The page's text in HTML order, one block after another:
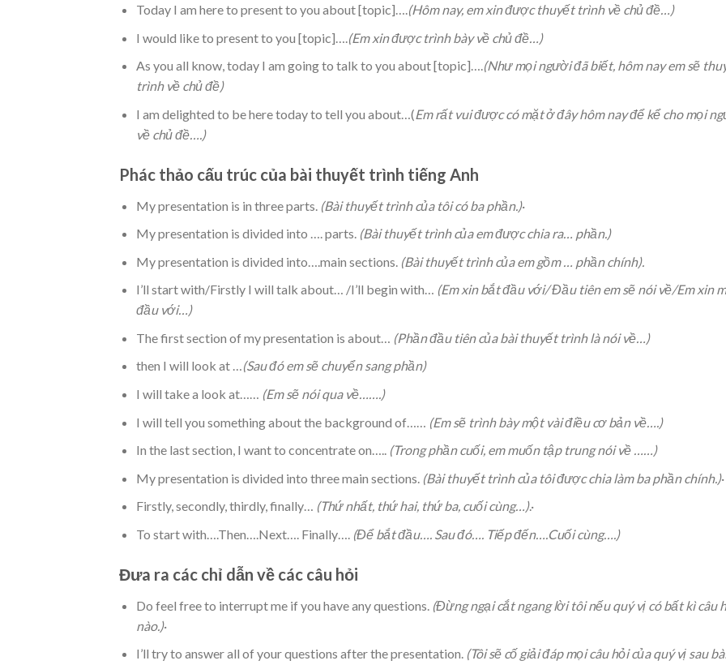
Today I am here to present to you about [topic]….(Hôm nay, em xin được thuyết trình về chủ đề…)
I would like to present to you [topic]….
(Em xin được trình bày về chủ đề…)
As you all know, today I am going to talk to you about [topic]….(Như mọi người đã biết, hôm nay em sẽ
trình về chủ đề)
I am delighted to be here today to tell you about…(Em rất vui được có mặt ở đây hôm nay để kể cho mọi
về chủ đề….)
Phác thảo cấu trúc của bài thuyết trình tiếng Anh
My presentation is in three parts. (Bài thuyết trình của tôi có ba phần.)·
My presentation is divided into …. parts. (Bài thuyết trình của em được chia ra… phần.)
My presentation is divided into….main sections. (Bài thuyết trình của em gồm … phần chính).
I’ll start with/Firstly I will talk about… /I’ll begin with… (Em xin bắt đầu với/ Đầu tiên em sẽ nói về/Em xin
đầu với…)
The first section of my presentation is about… (Phần đầu tiên của bài thuyết trình là nói về…)
then I will look at …(Sau đó em sẽ chuyển sang phần)
I will take a look at…… (Em sẽ nói qua về…….)
I will tell you something about the background of……
(Em sẽ trình bày một vài điều cơ bản về….)
In the last section, I want to concentrate on….. (Trong phần cuối, em muốn tập trung nói về ……)
My presentation is divided into three main sections. (Bài thuyết trình của tôi được chia làm ba phần chính.)·
Firstly, secondly, thirdly, finally… (Thứ nhất, thứ hai, thứ ba, cuối cùng…).·
To start with….Then….Next…. Finally….(Để bắt đầu…. Sau đó…. Tiếp đến….Cuối cùng….)
Đưa ra các chỉ dẫn về các câu hỏi
Do feel free to interrupt me if you have any questions. (Đừng ngại cắt ngang lời tôi nếu quý vị có bất kì câu
nào.)·
I’ll try to answer all of your questions after the presentation. (Tôi sẽ cố giải đáp mọi câu hỏi của quý vị sau